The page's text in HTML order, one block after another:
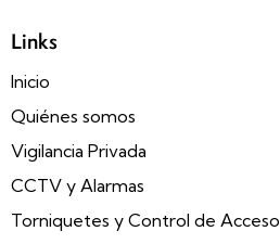
Links
Inicio
Quiénes somos
Vigilancia Privada
CCTV y Alarmas
Torniquetes y Control de Acceso